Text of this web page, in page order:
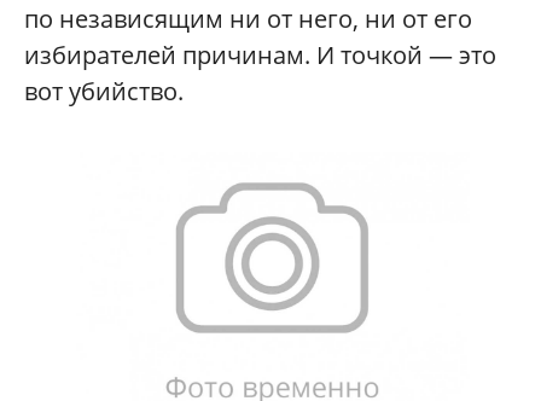
по независящим ни от него, ни от его
избирателей причинам. И точкой — это
вот убийство.